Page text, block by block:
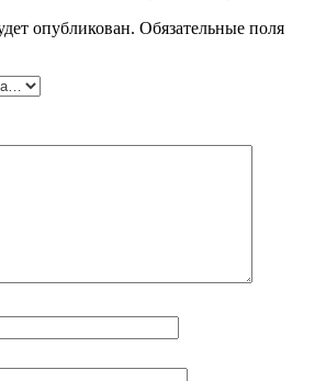
опубликован. Обязательные поля